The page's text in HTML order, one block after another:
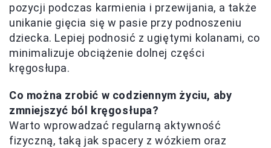
pozycji podczas karmienia i przewijania, a także
unikanie gięcia się w pasie przy podnoszeniu
dziecka. Lepiej podnosić z ugiętymi kolanami, co
minimalizuje obciążenie dolnej części
kręgosłupa.
Co można zrobić w codziennym życiu, aby
zmniejszyć ból kręgosłupa?
Warto wprowadzać regularną aktywność
fizyczną, taką jak spacery z wózkiem oraz